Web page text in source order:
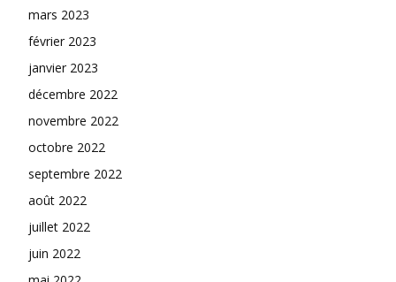
mars 2023
février 2023
janvier 2023
décembre 2022
novembre 2022
octobre 2022
septembre 2022
août 2022
juillet 2022
juin 2022